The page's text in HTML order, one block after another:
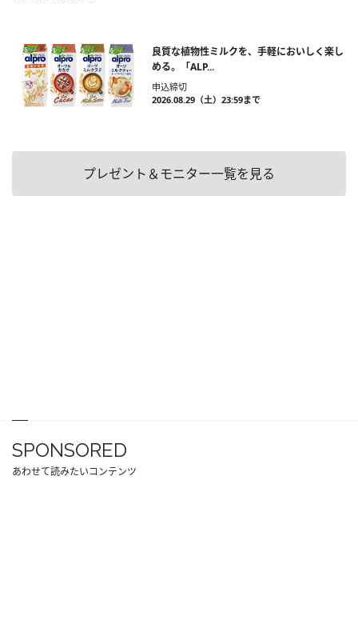
良質な植物性ミルクを、手軽においしく楽し
める。「ALP...
申込締切
2026.08.29（土）23:59まで
プレゼント＆モニター一覧を見る
SPONSORED
あわせて読みたいコンテンツ